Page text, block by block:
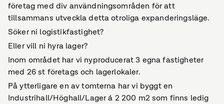
företag med div användningsområden för att
tillsammans utveckla detta otroliga expanderingsläge.
Söker ni logistikfastighet?
Eller vill ni hyra lager?
Inom området har vi nyproducerat 3 egna fastigheter
med 26 st företags och lagerlokaler.
På ytterligare en av tomterna har vi byggt en
Industrihall/Höghall/Lager á 2 200 m2 som finns ledig